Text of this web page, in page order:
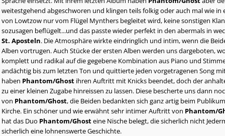
weitestgehend abgeschworen und klingen teils folkig oder auch mal wie in
von Lowtzow nur vom Flügel Mynthers begleitet wird, keine sonstigen
sozusagen beflügelt...und das passte wieder perfekt in den abermals in
St. Aposteln. Die Atmosphäre wirkte eindringlich und intim, wenn die
Alben vortrugen. Auch Stücke der ersten Alben werden uns dargeboten,
komplett und radikal auf die gegebene Kombination aus Piano und
andächtig bis zum letzten Ton und quittierte jeden vorgetragenen Song
haben Phantom/Ghost ihren Auftritt mit Knicks beendet, doch der
zu einer kleinen Zugabe hinreissen zu lassen. Diese bescherte uns dann
von Phantom/Ghost, die Beiden bedankten sich ganz artig beim
Kirche. Ein schöner und wie erwähnt sehr intimer Auftritt von Phantom/
hat das Duo Phantom/Ghosteine Nische belegt, die sicherlich nicht
sicherlich eine lohnenswerte Geschichte.